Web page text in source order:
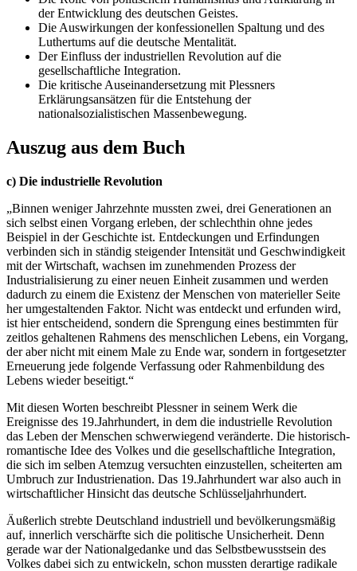
der Entwicklung des deutschen Geistes.
Die Auswirkungen der konfessionellen Spaltung und des
Luthertums auf die deutsche Mentalität.
Der Einfluss der industriellen Revolution auf die
gesellschaftliche Integration.
Die kritische Auseinandersetzung mit Plessners
Erklärungsansätzen für die Entstehung der
nationalsozialistischen Massenbewegung.
Auszug aus dem Buch
c) Die industrielle Revolution
„Binnen weniger Jahrzehnte mussten zwei, drei Generationen an
sich selbst einen Vorgang erleben, der schlechthin ohne jedes
Beispiel in der Geschichte ist. Entdeckungen und Erfindungen
verbinden sich in ständig steigender Intensität und Geschwindigkeit
mit der Wirtschaft, wachsen im zunehmenden Prozess der
Industrialisierung zu einer neuen Einheit zusammen und werden
dadurch zu einem die Existenz der Menschen von materieller Seite
her umgestaltenden Faktor. Nicht was entdeckt und erfunden wird,
ist hier entscheidend, sondern die Sprengung eines bestimmten für
zeitlos gehaltenen Rahmens des menschlichen Lebens, ein Vorgang,
der aber nicht mit einem Male zu Ende war, sondern in fortgesetzter
Erneuerung jede folgende Verfassung oder Rahmenbildung des
Lebens wieder beseitigt.“
Mit diesen Worten beschreibt Plessner in seinem Werk die
Ereignisse des 19.Jahrhundert, in dem die industrielle Revolution
das Leben der Menschen schwerwiegend veränderte. Die historisch-
romantische Idee des Volkes und die gesellschaftliche Integration,
die sich im selben Atemzug versuchten einzustellen, scheiterten am
Umbruch zur Industrienation. Das 19.Jahrhundert war also auch in
wirtschaftlicher Hinsicht das deutsche Schlüsseljahrhundert.
Äußerlich strebte Deutschland industriell und bevölkerungsmäßig
auf, innerlich verschärfte sich die politische Unsicherheit. Denn
gerade war der Nationalgedanke und das Selbstbewusstsein des
Volkes dabei sich zu entwickeln, schon mussten derartige radikale